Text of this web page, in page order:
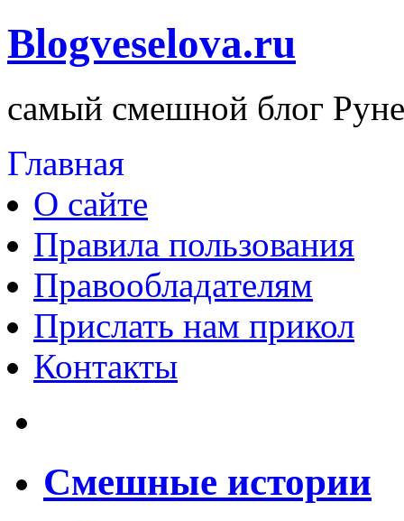
Blogveselova.ru
самый смешной блог
Главная
О сайте
Правила пользования
Правообладателям
Прислать нам прикол
Контакты
Смешные истории